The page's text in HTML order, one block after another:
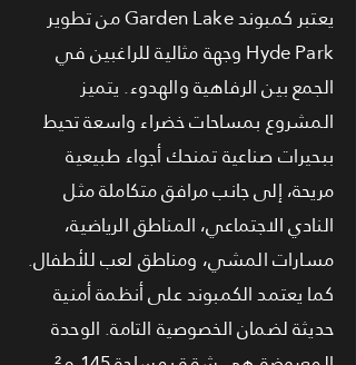
يعتبر كمبوند Garden Lake من تطوير
Hyde Park وجهة مثالية للراغبين في
الجمع بين الرفاهية والهدوء. يتميز
المشروع بمساحات خضراء واسعة تحيط
ببحيرات صناعية تمنحك أجواء طبيعية
مريحة، إلى جانب مرافق متكاملة مثل
النادي الاجتماعي، المناطق الرياضية،
مسارات المشي، ومناطق لعب للأطفال.
كما يعتمد الكمبوند على أنظمة أمنية
حديثة لضمان الخصوصية التامة. الوحدة